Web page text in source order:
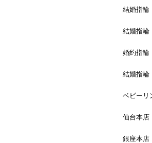
結婚指輪
結婚指輪
婚約指輪
結婚指輪
ベビーリ
仙台本店
銀座本店